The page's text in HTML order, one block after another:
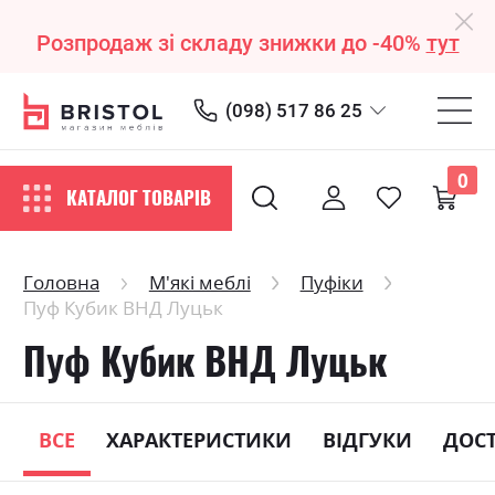
Розпродаж зі складу знижки до -40% тут
(098) 517 86 25
КАТАЛОГ ТОВАРІВ
0
Головна М'які меблі
Пуфіки
Пуф Кубик ВНД Луцьк
Пуф Кубик ВНД Луцьк
ВСЕ ХАРАКТЕРИСТИКИ ВІДГУКИ